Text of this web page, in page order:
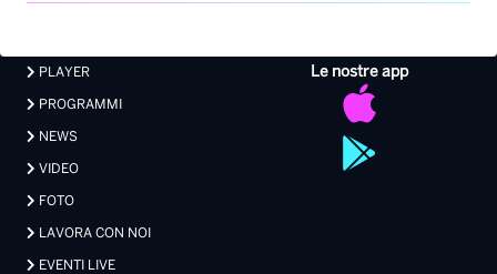
Le nostre app
PLAYER
PROGRAMMI
NEWS
VIDEO
FOTO
LAVORA CON NOI
EVENTI LIVE